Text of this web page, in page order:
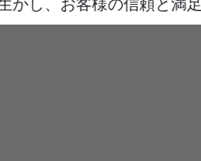
し、お客様の信頼と満足